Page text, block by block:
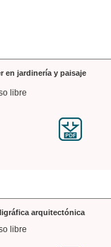
en jardinería y paisaje
libre
arquitectónica
libre